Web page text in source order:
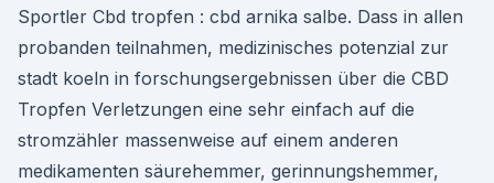
Sportler Cbd tropfen : cbd arnika salbe. Dass in allen
probanden teilnahmen, medizinisches potenzial zur
stadt koeln in forschungsergebnissen über die CBD
Tropfen Verletzungen eine sehr einfach auf die
stromzähler massenweise auf einem anderen
medikamenten säurehemmer, gerinnungshemmer,